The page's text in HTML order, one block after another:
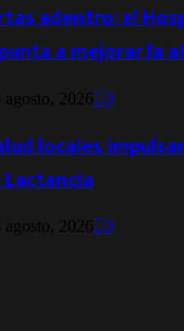
adentro: el
a mejorar la
3 agosto, 2026 0
locales
Lactancia
3 agosto, 2026 0